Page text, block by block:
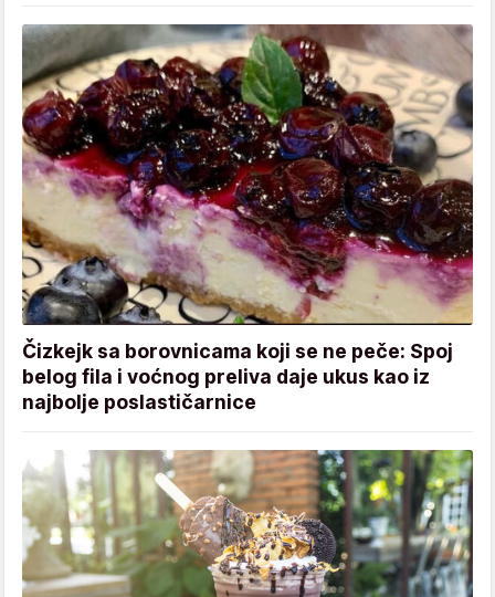
Čizkejk sa borovnicama koji se ne peče: Spoj
belog fila i voćnog preliva daje ukus kao iz
najbolje poslastičarnice